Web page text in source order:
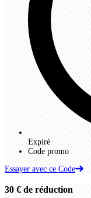
Expiré
Code promo
Essayer avec ce Code
30 € de réduction